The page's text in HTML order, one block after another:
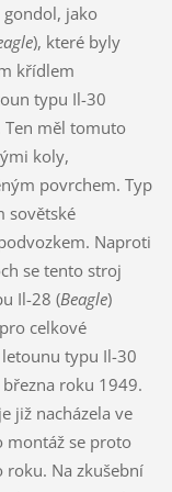
jako
), které byly
křídlem
typu Il-30
měl tomuto
koly,
povrchem. Typ
sovětské
Naproti
se tento stroj
Il-28 (Beagle)
celkové
typu Il-30
března roku 1949.
již nacházela ve
montáž se proto
roku. Na zkušební